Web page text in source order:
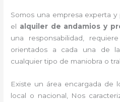
Somos una empresa experta
el alquiler de andamios y
una responsabilidad,
orientados a cada una de
cualquier tipo de maniobra o
Existe un área encargada de
local o nacional, Nos